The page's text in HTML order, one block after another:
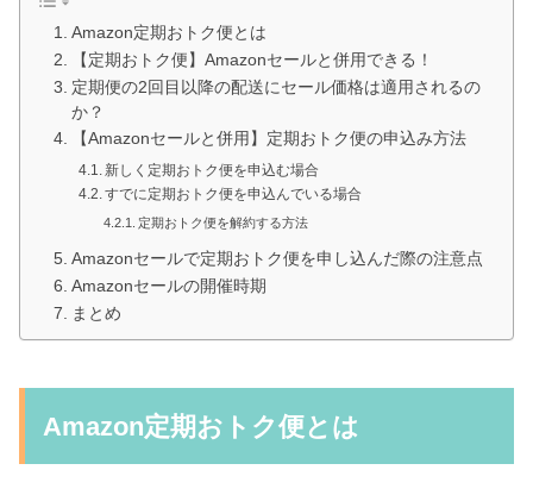
Amazon定期おトク便とは
【定期おトク便】Amazonセールと併用できる！
定期便の2回目以降の配送にセール価格は適用されるの
か？
【Amazonセールと併用】定期おトク便の申込み方法
新しく定期おトク便を申込む場合
すでに定期おトク便を申込んでいる場合
定期おトク便を解約する方法
Amazonセールで定期おトク便を申し込んだ際の注意点
Amazonセールの開催時期
まとめ
Amazon定期おトク便とは